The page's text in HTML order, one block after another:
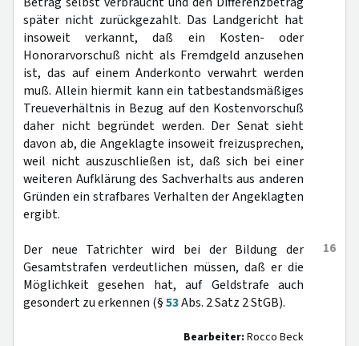
später nicht zurückgezahlt. Das Landgericht hat
insoweit verkannt, daß ein Kosten- oder
Honorarvorschuß nicht als Fremdgeld anzusehen
ist, das auf einem Anderkonto verwahrt werden
muß. Allein hiermit kann ein tatbestandsmäßiges
Treueverhältnis in Bezug auf den Kostenvorschuß
daher nicht begründet werden. Der Senat sieht
davon ab, die Angeklagte insoweit freizusprechen,
weil nicht auszuschließen ist, daß sich bei einer
weiteren Aufklärung des Sachverhalts aus anderen
Gründen ein strafbares Verhalten der Angeklagten
ergibt.
16
Der neue Tatrichter wird bei der Bildung der
Gesamtstrafen verdeutlichen müssen, daß er die
Möglichkeit gesehen hat, auf Geldstrafe auch
gesondert zu erkennen (§53Abs. 2 Satz 2 StGB).
Bearbeiter: Rocco Beck